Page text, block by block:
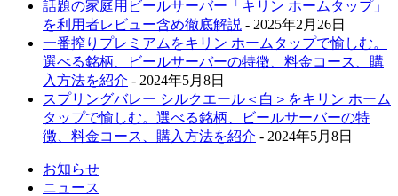
話題の家庭用ビールサーバー「キリン ホームタップ」
を利用者レビュー含め徹底解説 - 2025年2月26日
一番搾りプレミアムをキリン ホームタップで愉しむ。
選べる銘柄、ビールサーバーの特徴、料金コース、購
入方法を紹介 - 2024年5月8日
スプリングバレー シルクエール＜白＞をキリン ホーム
タップで愉しむ。選べる銘柄、ビールサーバーの特
徴、料金コース、購入方法を紹介 - 2024年5月8日
お知らせ
ニュース